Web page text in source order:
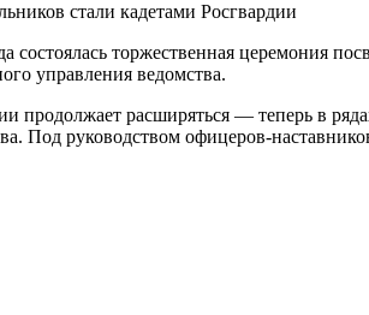
стали кадетами Росгвардии
торжественная церемония
управления ведомства.
продолжает расширяться — теперь в
Под руководством офицеров-